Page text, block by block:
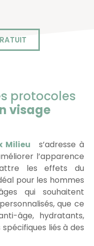
protocoles
visage
Milieu
s’adresse à
l’apparence
les effets du
pour les hommes
qui souhaitent
que ce
âge, hydratants,
liés à des